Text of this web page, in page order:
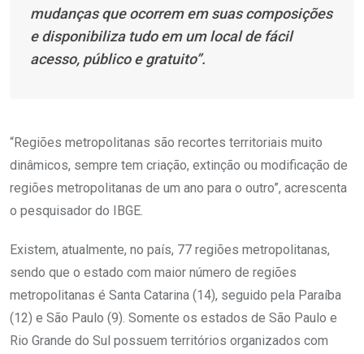
mudanças que ocorrem em suas composições
e disponibiliza tudo em um local de fácil
acesso, público e gratuito”.
“Regiões metropolitanas são recortes territoriais muito
dinâmicos, sempre tem criação, extinção ou modificação de
regiões metropolitanas de um ano para o outro”, acrescenta
o pesquisador do IBGE.
Existem, atualmente, no país, 77 regiões metropolitanas,
sendo que o estado com maior número de regiões
metropolitanas é Santa Catarina (14), seguido pela Paraíba
(12) e São Paulo (9). Somente os estados de São Paulo e
Rio Grande do Sul possuem territórios organizados com